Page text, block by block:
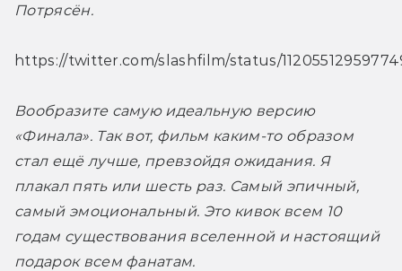
Потрясён.
https://twitter.com/slashfilm/status/
Вообразите самую идеальную версию
«Финала». Так вот, фильм каким-то образом
стал ещё лучше, превзойдя ожидания. Я
плакал пять или шесть раз. Самый эпичный,
самый эмоциональный. Это кивок всем 10
годам существования вселенной и настоящий
подарок всем фанатам.